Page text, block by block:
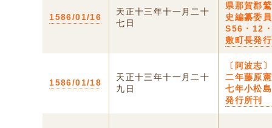
1586/01/16
天正十三年十一月二十
七日
県那賀郡
史編纂委
S56・12
敷町長発行
1586/01/18
天正十三年十一月二十
九日
〔阿波志
二年藤原
七年小松
発行所刊